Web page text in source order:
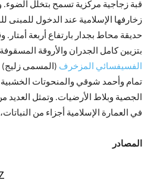
قبة زجاجية مركزية تسمح بتخلل الضوء.
زخارفها الإسلامية عند الدخول للمبنى
حديقة محاط بجدار بارتفاع أربعة أمتار.
بتزيين كامل الجدران والأروقة المسقوفة
الفسيفسائي المزخرف (المسمى زليج)
تمام وأحمد شوقي والمنحوتات
الجصية وبلاط الأرضيات. وتمثل العديد
في العمارة الإسلامية أجزاء من
المصادر